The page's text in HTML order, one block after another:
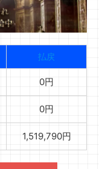
払戻
0円
0円
1,519,790円